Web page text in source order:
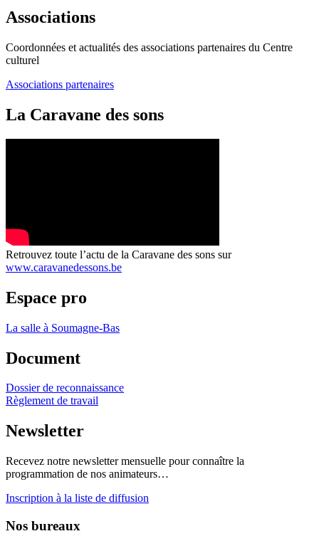
Associations
Coordonnées et actualités des associations partenaires du Centre
culturel
Associations partenaires
La Caravane des sons
Retrouvez toute l’actu de la Caravane des sons sur
www.caravanedessons.be
Espace pro
La salle à Soumagne-Bas
Document
Dossier de reconnaissance
Règlement de travail
Newsletter
Recevez notre newsletter mensuelle pour connaître la
programmation de nos animateurs…
Inscription à la liste de diffusion
Nos bureaux